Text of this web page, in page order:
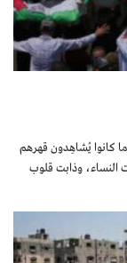
كانوا يُشاهِدون قهرهم
النساء، وذابت قلوب